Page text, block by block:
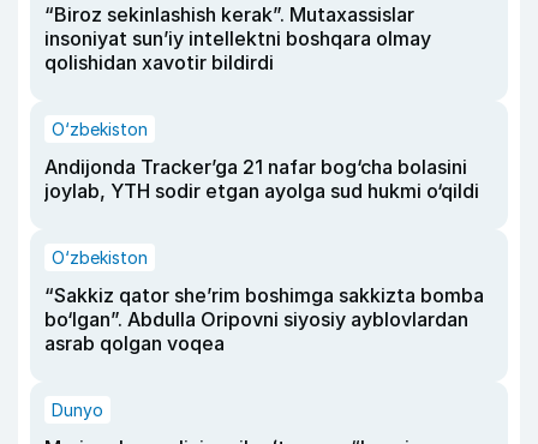
“Biroz sekinlashish kerak”. Mutaxassislar
insoniyat sun’iy intellektni boshqara olmay
qolishidan xavotir bildirdi
O‘zbekiston
Andijonda Tracker’ga 21 nafar bog‘cha bolasini
joylab, YTH sodir etgan ayolga sud hukmi o‘qildi
O‘zbekiston
“Sakkiz qator she’rim boshimga sakkizta bomba
bo‘lgan”. Abdulla Oripovni siyosiy ayblovlardan
asrab qolgan voqea
Dunyo